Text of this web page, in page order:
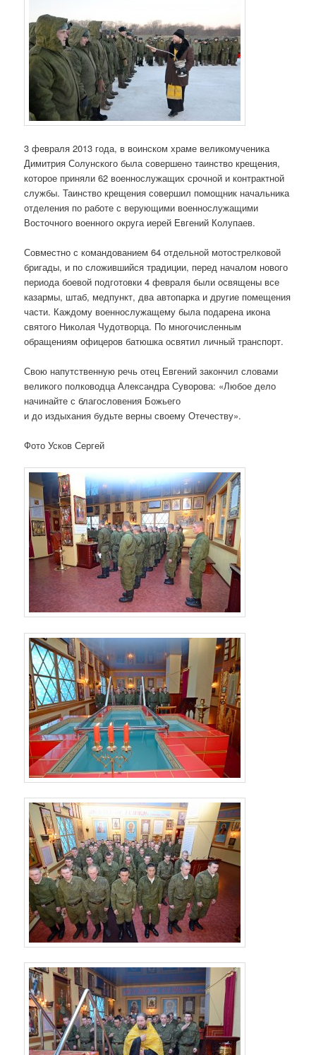
3 февраля 2013 года, в воинском храме великомученика
Димитрия Солунского была совершено таинство крещения,
которое приняли 62 военнослужащих срочной и контрактной
службы. Таинство крещения совершил помощник начальника
отделения по работе с верующими военнослужащими
Восточного военного округа иерей Евгений Колупаев.
Совместно с командованием 64 отдельной мотострелковой
бригады, и по сложившийся традиции, перед началом нового
периода боевой подготовки 4 февраля были освящены все
казармы, штаб, медпункт, два автопарка и другие помещения
части. Каждому военнослужащему была подарена икона
святого Николая Чудотворца. По многочисленным
обращениям офицеров батюшка освятил личный транспорт.
Свою напутственную речь отец Евгений закончил словами
великого полководца Александра Суворова: «Любое дело
начинайте с благословения Божьего
и до издыхания будьте верны своему Отечеству».
Фото Усков Сергей